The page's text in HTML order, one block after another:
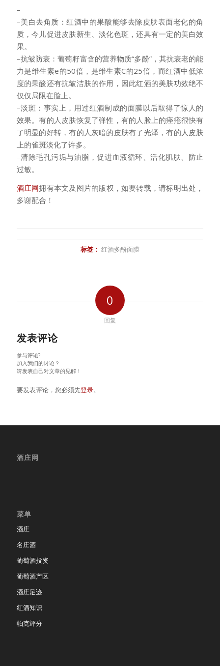
–
–美白去角质：红酒中的果酸能够去除皮肤表面老化的角
质，今儿促进皮肤新生、淡化色斑，还具有一定的美白效
果。
–抗皱防衰：葡萄籽富含的营养物质“多酚”，其抗衰老的能
力是维生素e的50倍，是维生素C的25倍，而红酒中低浓
度的果酸还有抗皱洁肤的作用，因此红酒的美肤功效绝不
仅仅局限在脸上。
–淡斑：事实上，用过红酒制成的面膜以后取得了惊人的
效果。有的人皮肤恢复了弹性，有的人脸上的痤疮很快有
了明显的好转，有的人灰暗的皮肤有了光泽，有的人皮肤
上的雀斑淡化了许多。
–清除毛孔污垢与油脂，促进血液循环、活化肌肤、防止
过敏。
酒庄网拥有本文及图片的版权，如要转载，请标明出处，
多谢配合！
标签： 红酒多酚面膜
0
回复
发表评论
参与评论?
加入我们的讨论？
请发表自己对文章的见解！
要发表评论，您必须先登录。
酒庄网
菜单
酒庄
名庄酒
葡萄酒投资
葡萄酒产区
酒庄足迹
红酒知识
帕克评分